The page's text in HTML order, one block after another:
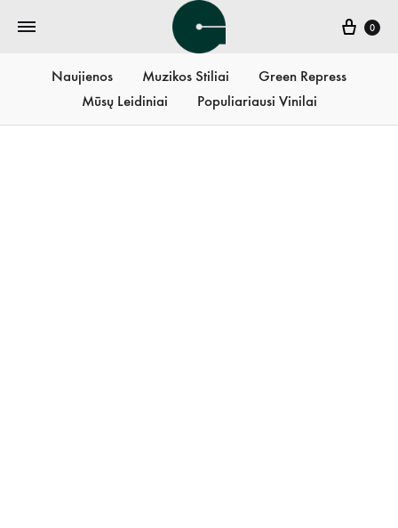
0
Naujienos Muzikos Stiliai
Green Repress
Mūsų Leidiniai
Populiariausi Vinilai